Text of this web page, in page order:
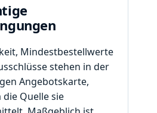
Mindestbestellwerte
stehen in der
Angebotskarte,
Quelle sie